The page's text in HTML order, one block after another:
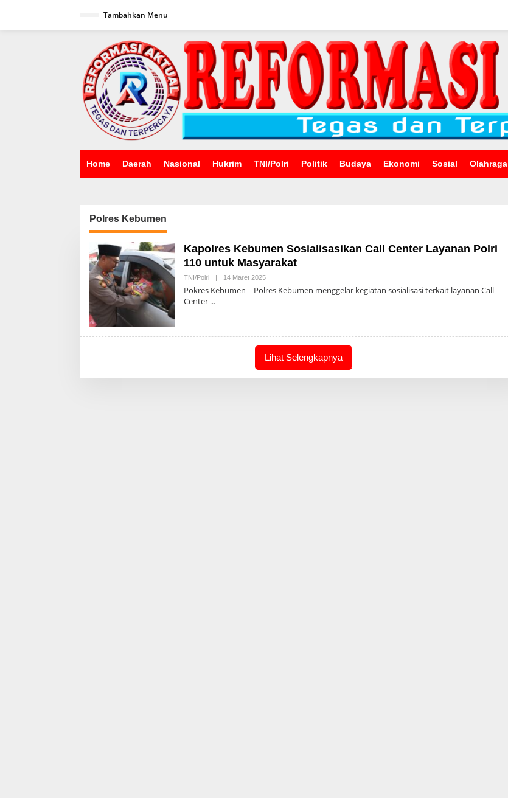
Tambahkan Menu
Home Daerah Nasional Hukrim TNI/Polri Politik Budaya Ekonomi Sosial Olahraga
Polres Kebumen
Kapolres Kebumen Sosialisasikan Call Center Layanan Polri
110 untuk Masyarakat
TNI/Polri | 14 Maret 2025Oleh
Pokres Kebumen – Polres Kebumen menggelar kegiatan sosialisasi terkait layanan Call
Center
Lihat Selengkapnya